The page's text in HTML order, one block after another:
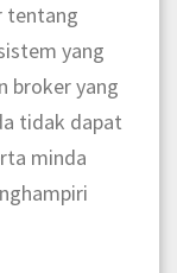
tentang
yang
broker yang
tidak dapat
minda